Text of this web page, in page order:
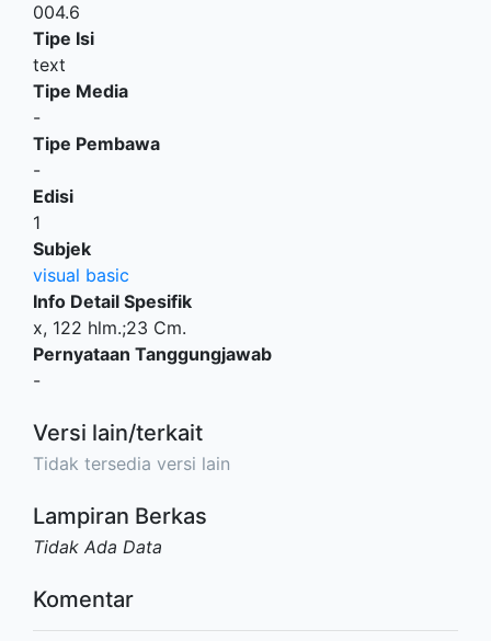
004.6
Tipe Isi
text
Tipe Media
-
Tipe Pembawa
-
Edisi
1
Subjek
visual basic
Info Detail Spesifik
x, 122 hlm.;23 Cm.
Pernyataan Tanggungjawab
-
Versi lain/terkait
Tidak tersedia versi lain
Lampiran Berkas
Tidak Ada Data
Komentar